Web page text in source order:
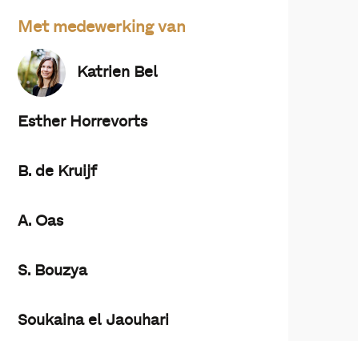
Met medewerking van
Katrien Bel
Esther Horrevorts
B. de Kruijf
A. Oas
S. Bouzya
Soukaina el Jaouhari